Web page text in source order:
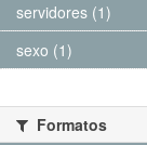
servidores (1)
sexo (1)
Formatos